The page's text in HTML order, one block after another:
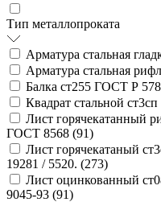
Тип металлопроката
Арматура стальная
Арматура стальная
Балка ст255 ГОСТ Р
Квадрат стальной
Лист горячекатанный
ГОСТ 8568 (91)
Лист горячекатаный
19281 / 5520. (273)
Лист оцинкованный
9045-93 (91)